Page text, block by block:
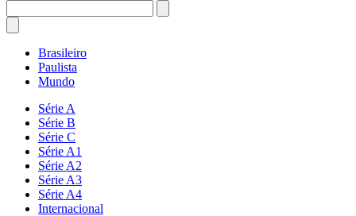
Brasileiro
Paulista
Mundo
Série A
Série B
Série C
Série A1
Série A2
Série A3
Série A4
Internacional